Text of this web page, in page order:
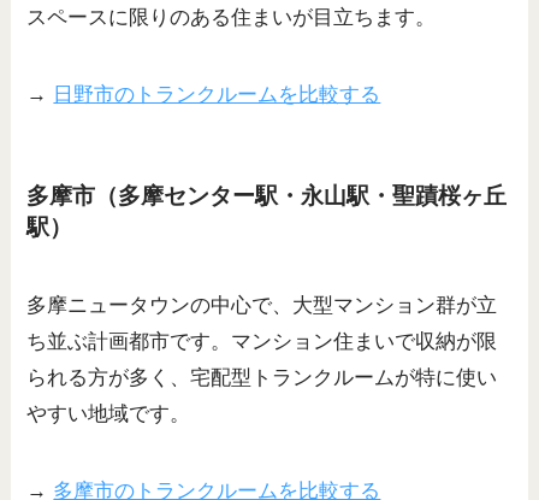
スペースに限りのある住まいが目立ちます。
→ 日野市のトランクルームを比較する
多摩市（多摩センター駅・永山駅・聖蹟桜ヶ丘
駅）
多摩ニュータウンの中心で、大型マンション群が立
ち並ぶ計画都市です。マンション住まいで収納が限
られる方が多く、宅配型トランクルームが特に使い
やすい地域です。
→ 多摩市のトランクルームを比較する